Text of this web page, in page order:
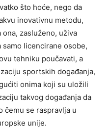
što hoće, nego da
inovativnu metodu,
zasluženo, uživa
samo licencirane osobe,
tehniku poučavati, a
sportskih događanja,
onima koji su uložili
takvog događanja da
čemu se raspravlja u
unije.